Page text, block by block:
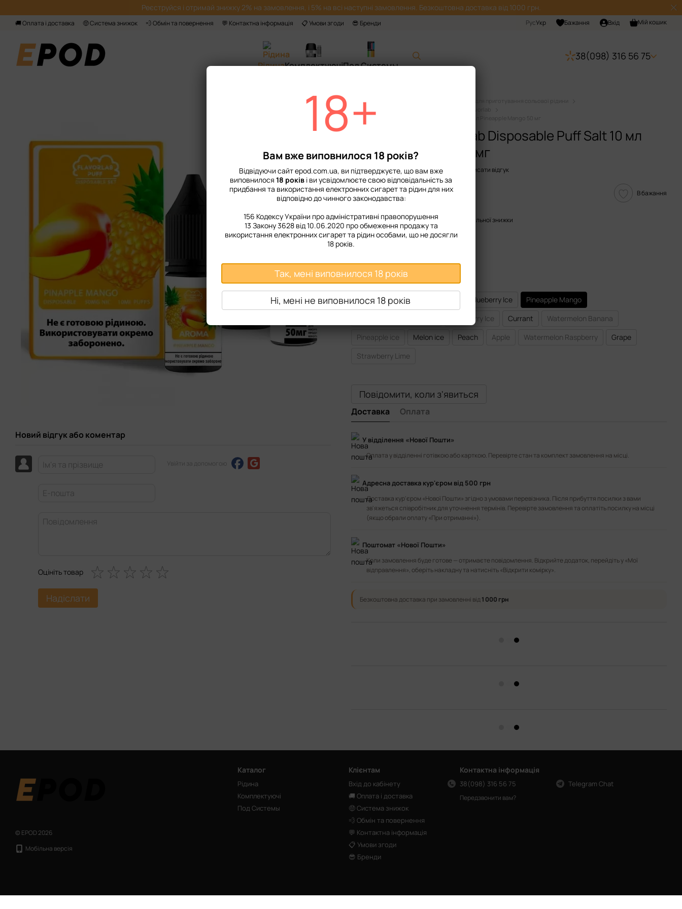
Реєструйся і отримай знижку 2% на замовлення, і 5% на всі наступні замовлення. Безкоштовна доставка від 1000 грн.
🚚 Оплата і доставка 🤑 Система знижок 💨 Обмін та повернення 💬 Контактна інформація 📋 Умови згоди 😎 Бренди РусУкр Бажання Вхід Мій кошик
РідинаКомплектуючіПод Системы
38(098) 316 56 75
Новий відгук або коментар
Увійти за допомогою
Оцініть товар
Надіслати
Головна
Набори для приготування сольової рідини
Набори для приготування сольової рідини Flavorlab
Набір Рідини Flavorlab Disposable Puff Salt 10 мл Pineapple Mango 50 мг
Набір Рідини Flavorlab Disposable Puff Salt 10 мл
Pineapple Mango 50 мг
Немає в наявності Артикул: 17004 Написати відгук
119 грн В бажання
% Увійтидля відображення накопичувальної знижки
Міцність
Смак рідини
Banana Ice Cherry Menthol Blueberry Ice
Pineapple Mango
Raspberry Ice Currant
Watermelon Banana
Pineapple ice
Melon ice Peach Apple Watermelon Raspberry
Grape
Strawberry Lime
Повідомити, коли з'явиться
Доставка Оплата
У відділення «Нової Пошти»
Оплата у відділенні готівкою або карткою. Перевірте стан та комплект замовлення на місці.
Адресна доставка кур'єром від 500 грн
Доставка кур'єром «Нової Пошти» згідно з умовами перевізника. Після прибуття посилки з вами
зв'яжеться співробітник для уточнення термінів. Перевірте замовлення та оплатіть посилку на місці
(якщо обрали оплату «При отриманні»).
Поштомат «Нової Пошти»
Коли замовлення буде готове — отримаєте повідомлення. Відкрийте додаток, перейдіть у «Мої
відправлення», оберіть накладну та натисніть «Відкрити комірку».
Безкоштовна доставка при замовленні від1 000 грн
© EPOD 2026
Мобільна версія
Каталог
Рідина
Комплектуючі
Под Системы
Клієнтам
Вхід до кабінету
🚚 Оплата і доставка
🤑 Система знижок
💨 Обмін та повернення
💬 Контактна інформація
📋 Умови згоди
😎 Бренди
Контактна інформація
38(098) 316 56 75
Передзвонити вам?
Telegram Chat
18+
Вам вже виповнилося 18 років?
Відвідуючи сайт epod.com.ua, ви підтверджуєте, що вам вже
виповнилося 18 років і ви усвідомлюєте свою відповідальність за
придбання та використання електронних сигарет та рідин для них
відповідно до чинного законодавства:
156 Кодексу України про адміністративні правопорушення
13 Закону 3628 від 10.06.2020 про обмеження продажу та
використання електронних сигарет та рідин особами, що не досягли
18 років.
Так, мені виповнилося 18 років
Ні, мені не виповнилося 18 років